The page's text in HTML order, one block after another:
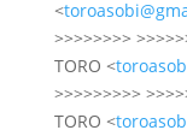
<
>>>>>>>>
TORO <
>>>>>>>>>
TORO <